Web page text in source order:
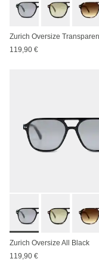
119,90 €
Zurich Oversize All Black
119,90 €